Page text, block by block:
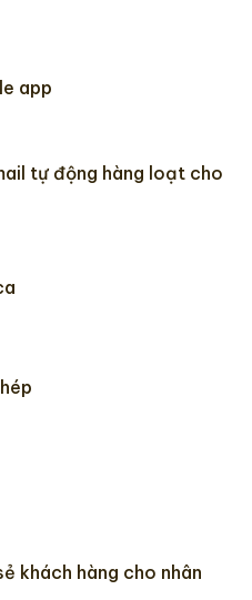
app
tự động hàng loạt cho
khách hàng cho nhân